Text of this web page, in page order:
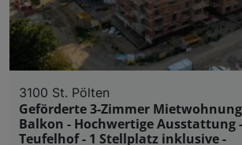
3100 St. Pölten
Geförderte 3-Zimmer
Balkon - Hochwertige Ausstattung
Teufelhof - 1 Stellplatz inklusive -